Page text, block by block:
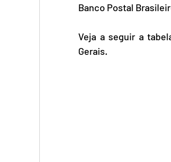
Banco Postal
Veja a seguir a
Gerais.